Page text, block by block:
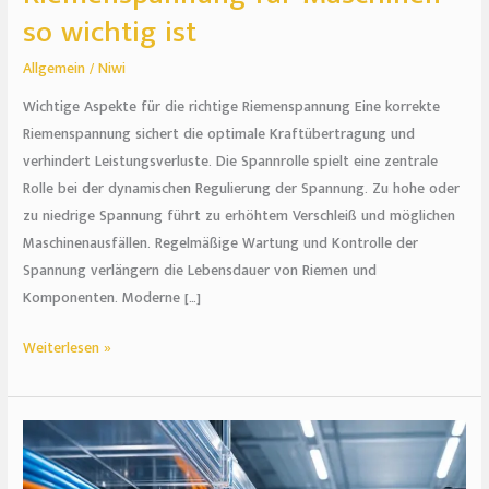
so wichtig ist
Allgemein/Niwi
Wichtige Aspekte für die richtige Riemenspannung Eine korrekte
Riemenspannung sichert die optimale Kraftübertragung und
verhindert Leistungsverluste. Die Spannrolle spielt eine zentrale
Rolle bei der dynamischen Regulierung der Spannung. Zu hohe oder
zu niedrige Spannung führt zu erhöhtem Verschleiß und möglichen
Maschinenausfällen. Regelmäßige Wartung und Kontrolle der
Spannung verlängern die Lebensdauer von Riemen und
Komponenten. Moderne […]
Weiterlesen »
Wenn
kurze